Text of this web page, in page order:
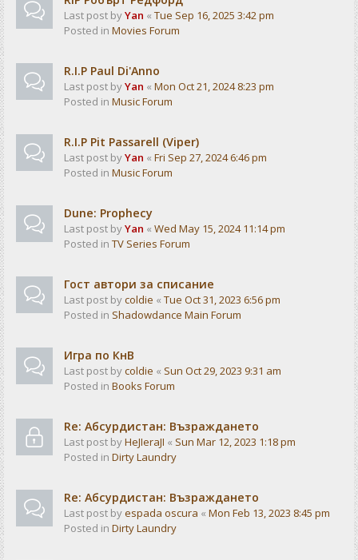
Last post byYan « Tue Sep 16, 2025 3:42 pm
Posted in Movies Forum
R.I.P Paul Di'Anno
Last post byYan « Mon Oct 21, 2024 8:23 pm
Posted in Music Forum
R.I.P Pit Passarell (Viper)
Last post byYan « Fri Sep 27, 2024 6:46 pm
Posted in Music Forum
Dune: Prophecy
Last post byYan « Wed May 15, 2024 11:14 pm
Posted in TV Series Forum
Гост автори за списание
Last post bycoldie « Tue Oct 31, 2023 6:56 pm
Posted in Shadowdance Main Forum
Игра по КнВ
Last post bycoldie « Sun Oct 29, 2023 9:31 am
Posted in Books Forum
Re: Абсурдистан: Възраждането
Last post byHeJIeraJI « Sun Mar 12, 2023 1:18 pm
Posted in Dirty Laundry
Re: Абсурдистан: Възраждането
Last post byespada oscura « Mon Feb 13, 2023 8:45 pm
Posted in Dirty Laundry